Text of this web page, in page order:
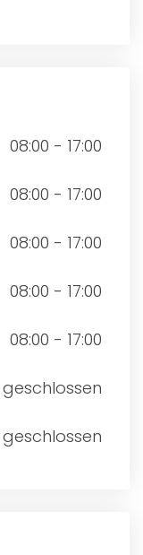
08:00 - 17:00
08:00 - 17:00
08:00 - 17:00
08:00 - 17:00
08:00 - 17:00
geschlossen
geschlossen